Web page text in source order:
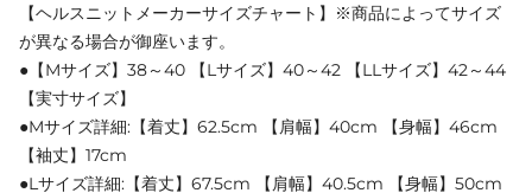
【ヘルスニットメーカーサイズチャート】※商品によってサイズ
が異なる場合が御座います。
●【Mサイズ】38～40 【Lサイズ】40～42 【LLサイズ】42～44
【実寸サイズ】
●Mサイズ詳細:【着丈】62.5cm 【肩幅】40cm 【身幅】46cm
【袖丈】17cm
●Lサイズ詳細:【着丈】67.5cm 【肩幅】40.5cm 【身幅】50cm